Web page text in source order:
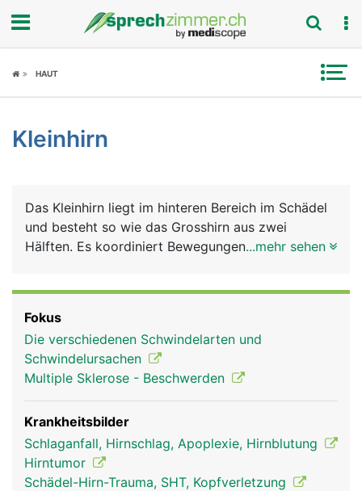
Fokus
Symptome
News
Rubriken
HAUT
Kleinhirn
Das Kleinhirn liegt im hinteren Bereich im Schädel
und besteht so wie das Grosshirn aus zwei
Hälften. Es koordiniert Bewegungen und sorgt
...mehr sehen
Fokus
Die verschiedenen Schwindelarten und
Schwindelursachen
Multiple Sklerose - Beschwerden
Krankheitsbilder
Schlaganfall, Hirnschlag, Apoplexie, Hirnblutung
Hirntumor
Schädel-Hirn-Trauma, SHT, Kopfverletzung